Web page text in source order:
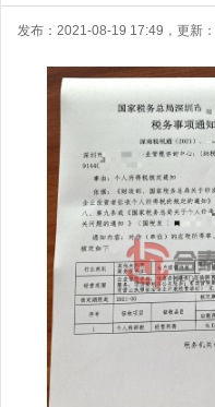
发布： 2021-08-19 17:49 ，更新：